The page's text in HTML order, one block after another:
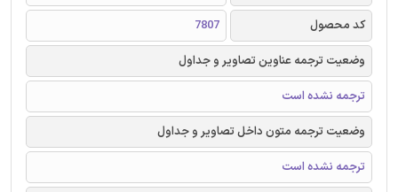
کد محصول
7807
وضعیت ترجمه عناوین تصاویر و جداول
ترجمه نشده است
وضعیت ترجمه متون داخل تصاویر و جداول
ترجمه نشده است